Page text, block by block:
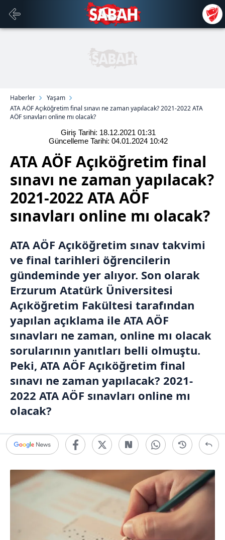
Haberler
Yaşam
ATA AÖF Açıköğretim final sınavı ne zaman yapılacak? 2021-2022 ATA
AÖF sınavları online mı olacak?
Giriş Tarihi: 18.12.2021 01:31
Güncelleme Tarihi: 04.01.2024 10:42
ATA AÖF Açıköğretim final
sınavı ne zaman yapılacak?
2021-2022 ATA AÖF
sınavları online mı olacak?
ATA AÖF Açıköğretim sınav takvimi
ve final tarihleri öğrencilerin
gündeminde yer alıyor. Son olarak
Erzurum Atatürk Üniversitesi
Açıköğretim Fakültesi tarafından
yapılan açıklama ile ATA AÖF
sınavları ne zaman, online mı olacak
sorularının yanıtları belli olmuştu.
Peki, ATA AÖF Açıköğretim final
sınavı ne zaman yapılacak? 2021-
2022 ATA AÖF sınavları online mı
olacak?